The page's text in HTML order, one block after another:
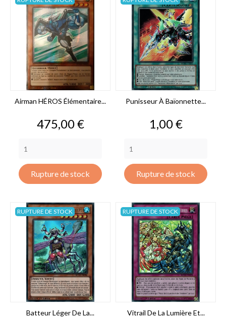
Airman HÉROS Élémentaire...
Prix
475,00 €
Rupture de stock
Punisseur À Baïonnette...
Prix
1,00 €
Rupture de stock
Batteur Léger De La...
RUPTURE DE STOCK
Vitrail De La Lumière Et...
RUPTURE DE STOCK